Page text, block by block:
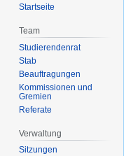
Startseite
Team
Studierendenrat
Stab
Beauftragungen
Kommissionen und
Gremien
Referate
Verwaltung
Sitzungen